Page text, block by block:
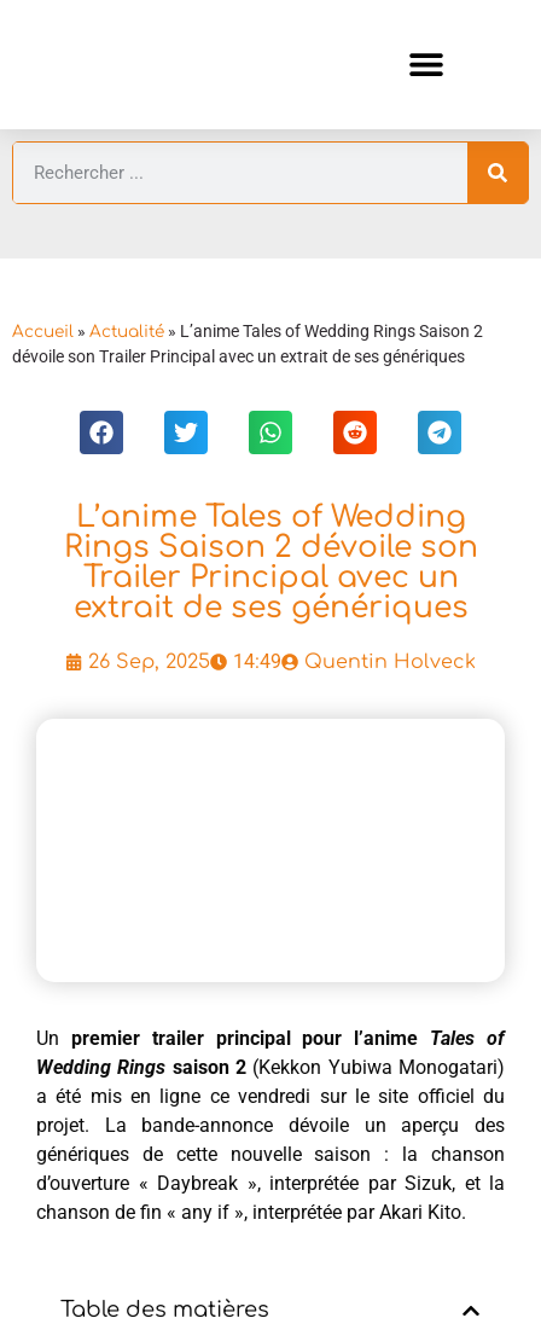
Accueil » Actualité » L’anime Tales of Wedding Rings Saison 2
dévoile son Trailer Principal avec un extrait de ses génériques
L’anime Tales of Wedding
Rings Saison 2 dévoile son
Trailer Principal avec un
extrait de ses génériques
26 Sep, 2025 14:49 Quentin Holveck
Un premier trailer principal pour l’anime Tales of
Wedding Rings saison 2 (Kekkon Yubiwa Monogatari)
a été mis en ligne ce vendredi sur le site officiel du
projet. La bande-annonce dévoile un aperçu des
génériques de cette nouvelle saison : la chanson
d’ouverture « Daybreak », interprétée par Sizuk, et la
chanson de fin « any if », interprétée par Akari Kito.
Table des matières